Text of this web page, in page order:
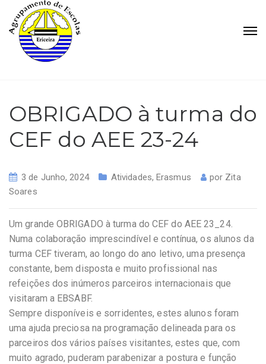
OBRIGADO à turma do
CEF do AEE 23-24
3 de Junho, 2024 Atividades,Erasmus por Zita
Soares
Um grande OBRIGADO à turma do CEF do AEE 23_24.
Numa colaboração imprescindível e contínua, os alunos da
turma CEF tiveram, ao longo do ano letivo, uma presença
constante, bem disposta e muito profissional nas
refeições dos inúmeros parceiros internacionais que
visitaram a EBSABF.
Sempre disponíveis e sorridentes, estes alunos foram
uma ajuda preciosa na programação delineada para os
parceiros dos vários países visitantes, estes que, com
muito agrado, puderam parabenizar a postura e função